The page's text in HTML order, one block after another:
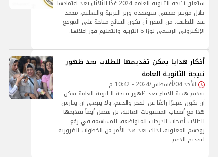
ستُعلن نتيجة الثانوية العامة 2024 غدًا الثلاثاء بعد اعتمادها
خلال مؤتمر صحفي سيعقده وزير التربية والتعليم، محمد
عبد اللطيف. من المقرر أن تكون النتائج متاحة على الموقع
الإلكتروني الرسمي لوزارة التربية والتعليم فور إعلانها.
أفكار هدايا يمكن تقديمها للطلاب بعد ظهور
نتيجة الثانوية العامة
الأحد 04/أغسطس/2024 - 10:42 م
تقديم هدية للأبناء بعد ظهور نتيجة الثانوية العامة يمكن
أن يكون تعبيرًا رائعًا عن الفخر والدعم، ولا ينبغي أن يمارس
هذا مع أصحاب المستويات العالية، بل يفضل أيضاً تقديمها
للطلاب أصحاب الدرجات المتواضعة، للمساهمة في رفع
روحهم المعنوية، لذلك يعد هذا الأمر من الخطوات الضرورية
لتقديم الدعم